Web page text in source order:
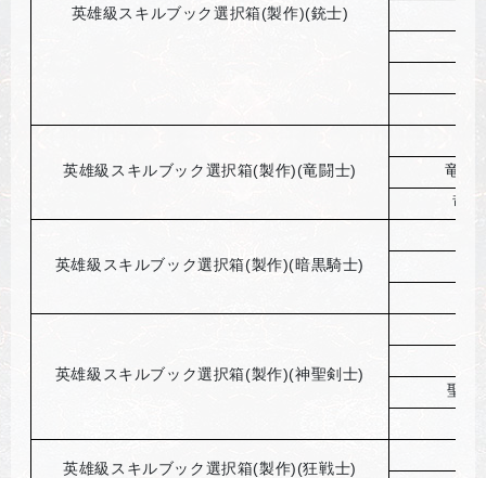
英雄級スキルブック選択箱(製作)(銃士)
英雄級スキルブック選択箱(製作)(竜闘士)
竜闘
竜
英雄級スキルブック選択箱(製作)(暗黒騎士)
英雄級スキルブック選択箱(製作)(神聖剣士)
聖書
英雄級スキルブック選択箱(製作)(狂戦士)